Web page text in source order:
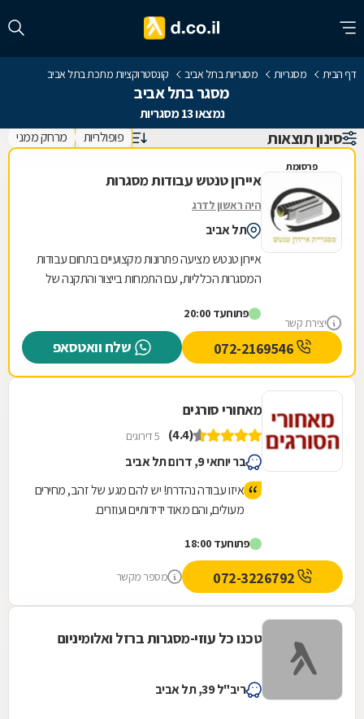
דף הבית מסגריות מסגריות בתל אביב קונסטרוקציות מתכת בתל אביב
מסגר בתל אביב
נמצאו 13 מסגריות
סינון תוצאות פופולריות מרחק ממני
פרסומת
יצירת קשר
איירון טנטש עבודות מסגרות
היה ראשון לדרג
תל אביב
איירון טנטש מציעה פתרונות מקצועיים בתחום עבודות
המסגרות הכלליות, עם התמחות בייצור והתקנה של
מתמחה...
פתוחעד 20:00
שלח וואטסאפ
מאחורי סורגים
(4.4) 5 דירוגים
בר יוחאי 9, דרום תל אביב
איזו עבודה נהדרת! יש להם מגע של זהב, מחירים
מעולים, והם מאוד ידידותיים ועוזרים.
פתוחעד 18:00
מספר מקשר
טכנו כל עוזי-מסגרות ברזל ואלומיניום
ריב"ל 39, תל אביב